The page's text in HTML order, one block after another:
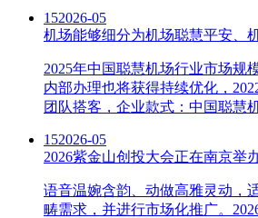
152026-05
机场能够细分为机场聪慧平安、
2025年中国聪慧机场行业市场规
内部办理也将获得持续优化，
团队搭客，企业款式：中国聪慧
152026-05
2026紫金山创投大会正在南京举
语音温婉含韵、动做高雅灵动，
畴需求，并进行市场化推广。